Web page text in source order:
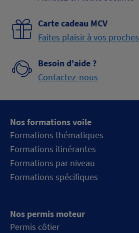
Carte cadeau MCV
Faites plaisir à vos proches
Besoin d'aide ?
Contactez-nous
Nos formations voile
Formations thématiques
Formations itinérantes
Formations par niveau
Formations spécifiques
Nos permis moteur
Permis côtier